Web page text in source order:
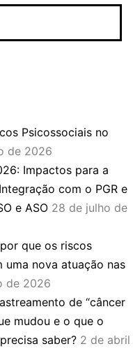
Psicossociais no
de 2026
Impactos para a
com o PGR e
e ASO 28 de julho de
que os riscos
uma nova atuação nas
de 2026
de “câncer
mudou e o que o
saber? 2 de abril